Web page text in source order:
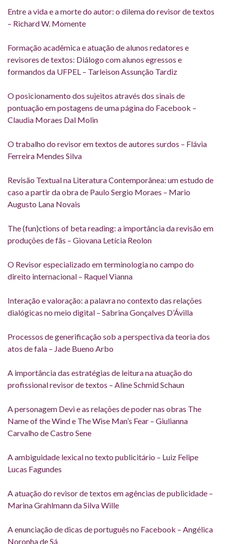
Entre a vida e a morte do autor: o dilema do revisor de textos
– Richard W. Momente
Formação acadêmica e atuação de alunos redatores e
revisores de textos: Diálogo com alunos egressos e
formandos da UFPEL – Tarleison Assunção Tardiz
O posicionamento dos sujeitos através dos sinais de
pontuação em postagens de uma página do Facebook –
Claudia Moraes Dal Molin
O trabalho do revisor em textos de autores surdos – Flávia
Ferreira Mendes Silva
Revisão Textual na Literatura Contemporânea: um estudo de
caso a partir da obra de Paulo Sergio Moraes – Mario
Augusto Lana Novais
The (fun)ctions of beta reading: a importância da revisão em
produções de fãs – Giovana Letícia Reolon
O Revisor especializado em terminologia no campo do
direito internacional – Raquel Vianna
Interação e valoração: a palavra no contexto das relações
dialógicas no meio digital – Sabrina Gonçalves D’Ávilla
Processos de generificação sob a perspectiva da teoria dos
atos de fala – Jade Bueno Arbo
A importância das estratégias de leitura na atuação do
profissional revisor de textos – Aline Schmid Schaun
A personagem Devi e as relações de poder nas obras The
Name of the Wind e The Wise Man’s Fear – Giulianna
Carvalho de Castro Sene
A ambiguidade lexical no texto publicitário – Luiz Felipe
Lucas Fagundes
A atuação do revisor de textos em agências de publicidade –
Marina Grahlmann da Silva Wille
A enunciação de dicas de português no Facebook – Angélica
Noronha de Sá